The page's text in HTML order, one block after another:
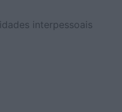
interpessoais